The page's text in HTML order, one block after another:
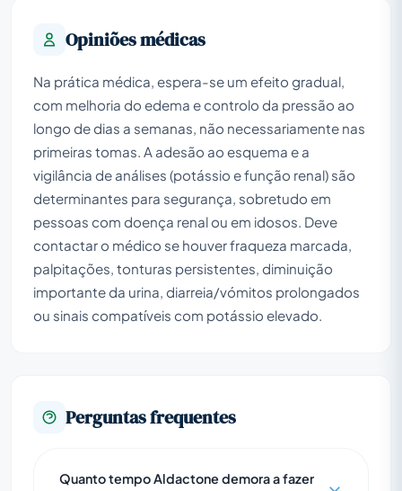
Opiniões médicas
Na prática médica, espera-se um efeito gradual,
com melhoria do edema e controlo da pressão ao
longo de dias a semanas, não necessariamente nas
primeiras tomas. A adesão ao esquema e a
vigilância de análises (potássio e função renal) são
determinantes para segurança, sobretudo em
pessoas com doença renal ou em idosos. Deve
contactar o médico se houver fraqueza marcada,
palpitações, tonturas persistentes, diminuição
importante da urina, diarreia/vómitos prolongados
ou sinais compatíveis com potássio elevado.
Perguntas frequentes
Quanto tempo Aldactone demora a fazer